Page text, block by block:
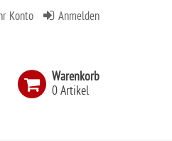
Ihr Konto Anmelden
Warenkorb
0 Artikel